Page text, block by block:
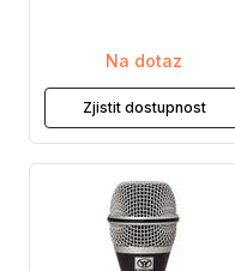
Na dotaz
Zjistit dostupnost